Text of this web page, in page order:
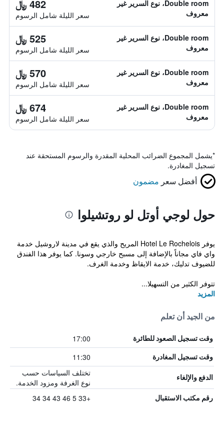
Double room، نوع السرير غير
معروف
482 ﷼
سعر الليلة شامل الرسوم
Double room، نوع السرير غير
معروف
525 ﷼
سعر الليلة شامل الرسوم
Double room، نوع السرير غير
معروف
570 ﷼
سعر الليلة شامل الرسوم
Double room، نوع السرير غير
معروف
674 ﷼
سعر الليلة شامل الرسوم
*يشمل المجموع الضرائب المحلية المقدرة والرسوم المستحقة عند
تسجيل المغادرة.
أفضل سعر مضمون
حول لوجي أوتل لو روتشيلوا
يوفر Hotel Le Rochelois المريح والذي يقع في مدينة لاروشيل خدمة
واي فاي مجاناً بالإضافة إلى مسبح خارجي وسونا. كما يوفر هذا الفندق
للضيوف تدليك، خدمة الايقاظ وخدمة الغرف.
تتوفر الكثير من التسهيلا...
المزيد
من الجيد أن تعلم
وقت تسجيل الصعود للطائرة 17:00
وقت تسجيل المغادرة 11:30
الدفع والإلغاء
تختلف السياسات حسب
نوع الغرفة ومزود الخدمة.
رقم مكتب الاستقبال +33 5 46 43 34 34